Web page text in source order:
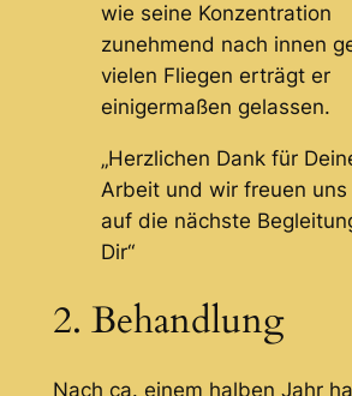
wie seine Konzentration
zunehmend nach innen
vielen Fliegen erträgt er
einigermaßen gelassen.
„Herzlichen Dank für
Arbeit und wir freuen uns
auf die nächste
Dir“
2. Behandlung
Nach ca. einem halben Jahr